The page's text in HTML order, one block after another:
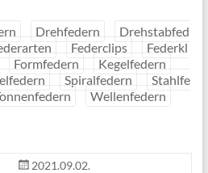
Drehfedern
Drehstabfed
Federclips
Federkl
Formfedern
Kegelfedern
Spiralfedern
Stahlfe
Wellenfedern
2021.09.02.